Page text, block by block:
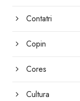
Contatri
Copin
Cores
Cultura